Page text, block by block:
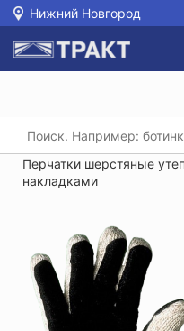
Нижний Новгород
Главная / /
Трикотажные перчатки,
Перчатки шерстяные
накладками